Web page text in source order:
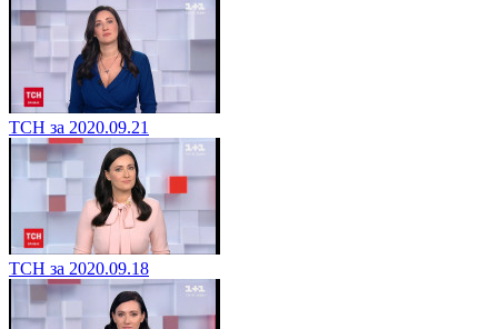
ТСН за 2020.09.21
ТСН за 2020.09.18